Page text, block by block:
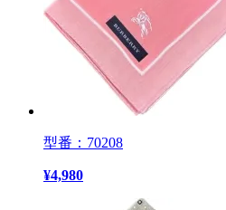
型番：70208
¥4,980